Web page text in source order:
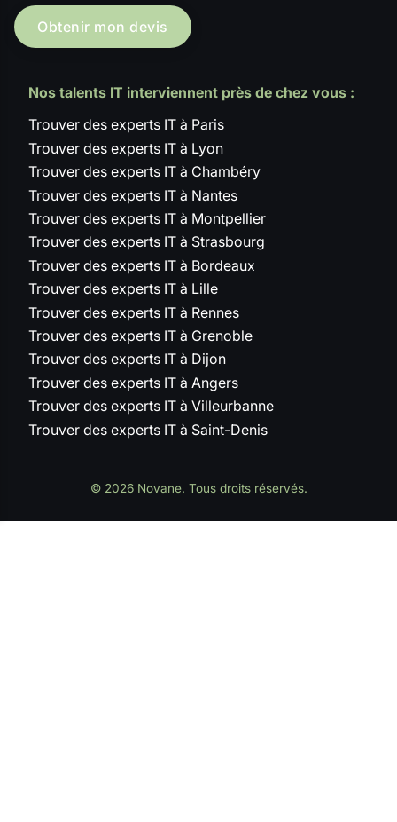
Obtenir mon devis
Nos talents IT interviennent près de chez vous :
Trouver des experts IT à Paris
Trouver des experts IT à Lyon
Trouver des experts IT à Chambéry
Trouver des experts IT à Nantes
Trouver des experts IT à Montpellier
Trouver des experts IT à Strasbourg
Trouver des experts IT à Bordeaux
Trouver des experts IT à Lille
Trouver des experts IT à Rennes
Trouver des experts IT à Grenoble
Trouver des experts IT à Dijon
Trouver des experts IT à Angers
Trouver des experts IT à Villeurbanne
Trouver des experts IT à Saint-Denis
© 2026 Novane. Tous droits réservés.